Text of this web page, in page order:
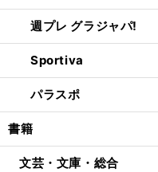
週プレ グラジャパ!
Sportiva
パラスポ
書籍
文芸・文庫・総合